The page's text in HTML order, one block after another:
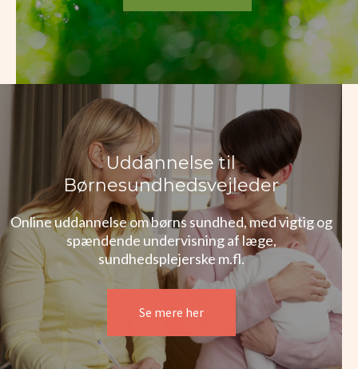
Uddannelse til
Børnesundhedsvejleder
Online uddannelse om børns sundhed, med vigtig og
spændende undervisning af læge,
sundhedsplejerske m.fl.
Se mere her